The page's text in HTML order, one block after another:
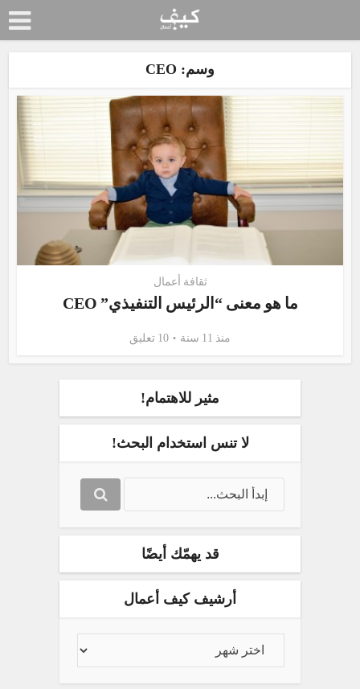
وسم: CEO
ثقافة أعمال
ما هو معنى “الرئيس التنفيذي” CEO
منذ 11 سنة 10 تعليق
مثير للاهتمام!
لا تنس استخدام البحث!
قد يهمّك أيضًا
أرشيف كيف أعمال